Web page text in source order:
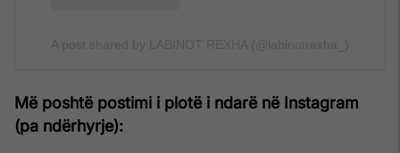
Më poshtë postimi i plotë i ndarë në Instagram
(pa ndërhyrje):